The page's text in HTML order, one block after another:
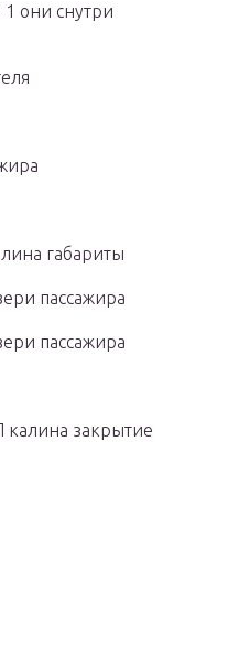
они снутри
габариты
пассажира
пассажира
калина закрытие